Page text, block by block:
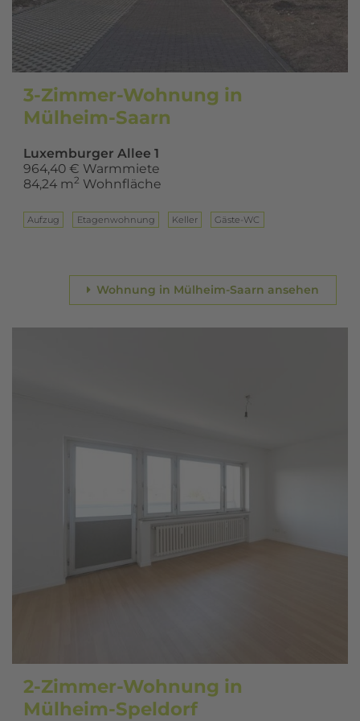
3-Zimmer-Wohnung in
Mülheim-Saarn
Luxemburger Allee 1
964,40 € Warmmiete
84,24 m2 Wohnfläche
Aufzug Eta­gen­woh­nung Keller Gäste-WC
Wohnung in Mülheim-Saarn ansehen
2-Zimmer-Wohnung in
Mülheim-Speldorf